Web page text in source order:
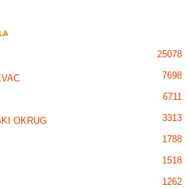
25078
7698
6711
OKRUG 3313
1788
1518
1262